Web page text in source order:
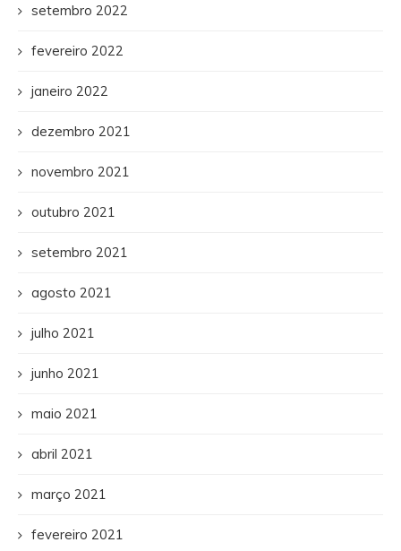
setembro 2022
fevereiro 2022
janeiro 2022
dezembro 2021
novembro 2021
outubro 2021
setembro 2021
agosto 2021
julho 2021
junho 2021
maio 2021
abril 2021
março 2021
fevereiro 2021